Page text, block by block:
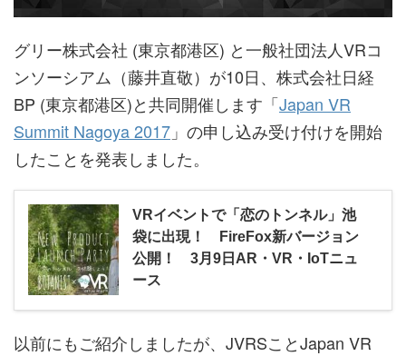
グリー株式会社 (東京都港区) と一般社団法人VRコ
ンソーシアム（藤井直敬）が10日、株式会社日経
BP (東京都港区)と共同開催します「Japan VR
Summit Nagoya 2017 」の申し込み受け付けを開始
したことを発表しました。
VRイベントで「恋のトンネル」池
袋に出現！ FireFox新バージョン
公開！ 3月9日AR・VR・IoTニュ
ース
以前にもご紹介しましたが、JVRSことJapan VR